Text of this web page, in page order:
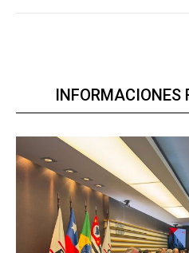
INFORMACIONES